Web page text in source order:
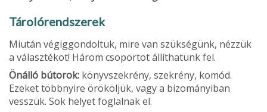
Tárolórendszerek
Miután végiggondoltuk, mire van szüksé­günk, nézzük
a választékot! Három cso­portot állíthatunk fel.
Önálló bútorok: könyvszekrény, szekrény, komód.
Ezeket többnyire örököljük, vagy a bizományiban
vesszük. Sok helyet foglal­nak el.